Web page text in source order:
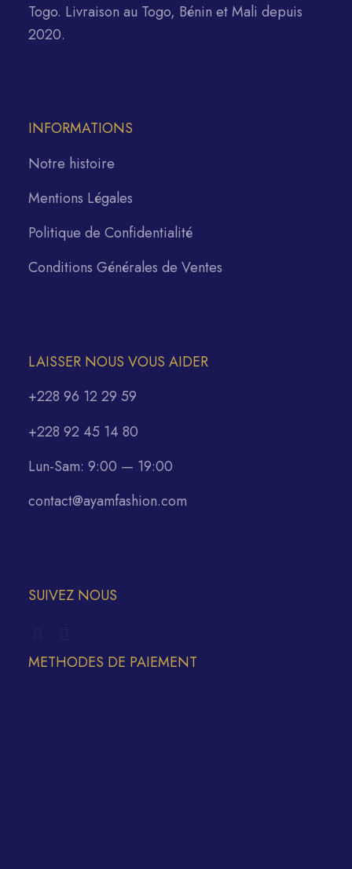
Togo. Livraison au Togo, Bénin et Mali depuis
2020.
INFORMATIONS
Notre histoire
Mentions Légales
Politique de Confidentialité
Conditions Générales de Ventes
LAISSER NOUS VOUS AIDER
+228 96 12 29 59
+228 92 45 14 80
Lun-Sam: 9:00 — 19:00
contact@ayamfashion.com
SUIVEZ NOUS
METHODES DE PAIEMENT